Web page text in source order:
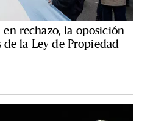
rechazo, la oposición
la Ley de Propiedad